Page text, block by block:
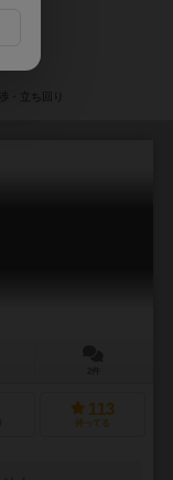
113
持ってる